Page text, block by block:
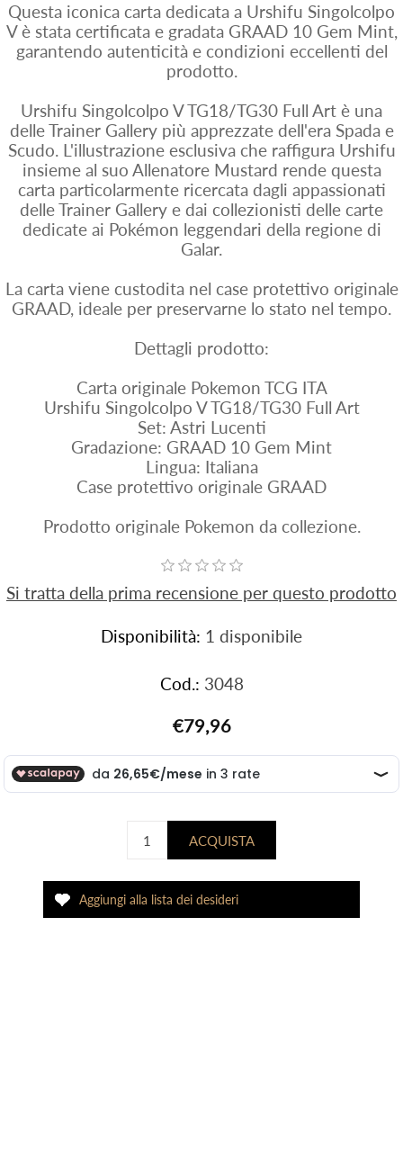
Questa iconica carta dedicata a Urshifu Singolcolpo
V è stata certificata e gradata GRAAD 10 Gem Mint,
garantendo autenticità e condizioni eccellenti del
prodotto.
Urshifu Singolcolpo V TG18/TG30 Full Art è una
delle Trainer Gallery più apprezzate dell'era Spada e
Scudo. L'illustrazione esclusiva che raffigura Urshifu
insieme al suo Allenatore Mustard rende questa
carta particolarmente ricercata dagli appassionati
delle Trainer Gallery e dai collezionisti delle carte
dedicate ai Pokémon leggendari della regione di
Galar.
La carta viene custodita nel case protettivo originale
GRAAD, ideale per preservarne lo stato nel tempo.
Dettagli prodotto:
Carta originale Pokemon TCG ITA
Urshifu Singolcolpo V TG18/TG30 Full Art
Set: Astri Lucenti
Gradazione: GRAAD 10 Gem Mint
Lingua: Italiana
Case protettivo originale GRAAD
Prodotto originale Pokemon da collezione.
Si tratta della prima recensione per questo prodotto
Disponibilità: 1 disponibile
Cod.: 3048
€79,96